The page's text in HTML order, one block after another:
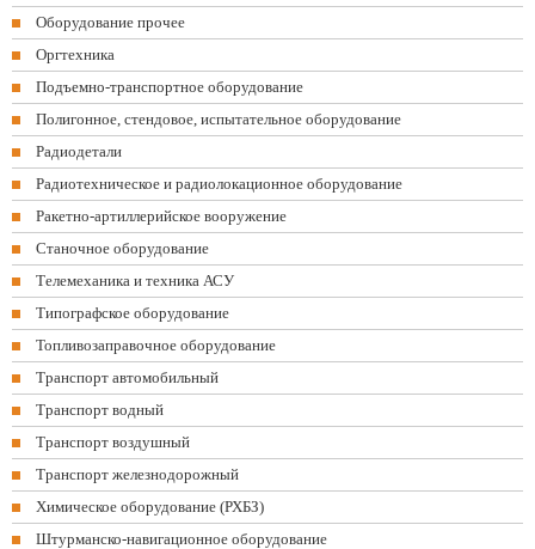
Оборудование прочее
Оргтехника
Подъемно-транспортное оборудование
Полигонное, стендовое, испытательное оборудование
Радиодетали
Радиотехническое и радиолокационное оборудование
Ракетно-артиллерийское вооружение
Станочное оборудование
Телемеханика и техника АСУ
Типографское оборудование
Топливозаправочное оборудование
Транспорт автомобильный
Транспорт водный
Транспорт воздушный
Транспорт железнодорожный
Химическое оборудование (РХБЗ)
Штурманско-навигационное оборудование